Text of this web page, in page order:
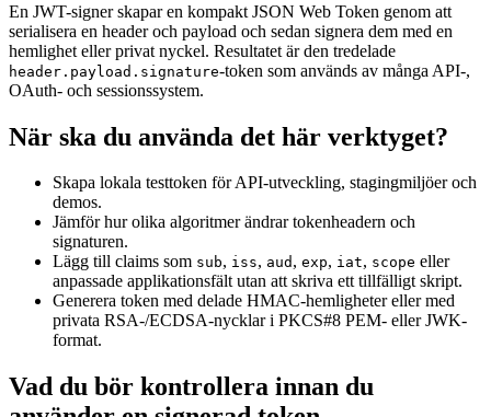
En JWT-signer skapar en kompakt JSON Web Token genom att
serialisera en header och payload och sedan signera dem med en
hemlighet eller privat nyckel. Resultatet är den tredelade
header.payload.signature-token som används av många API-,
OAuth- och sessionssystem.
När ska du använda det här verktyget?
Skapa lokala testtoken för API-utveckling, stagingmiljöer och
demos.
Jämför hur olika algoritmer ändrar tokenheadern och
signaturen.
Lägg till claims som sub, iss, aud , exp, iat, scope eller
anpassade applikationsfält utan att skriva ett tillfälligt skript.
Generera token med delade HMAC-hemligheter eller med
privata RSA-/ECDSA-nycklar i PKCS#8 PEM- eller JWK-
format.
Vad du bör kontrollera innan du